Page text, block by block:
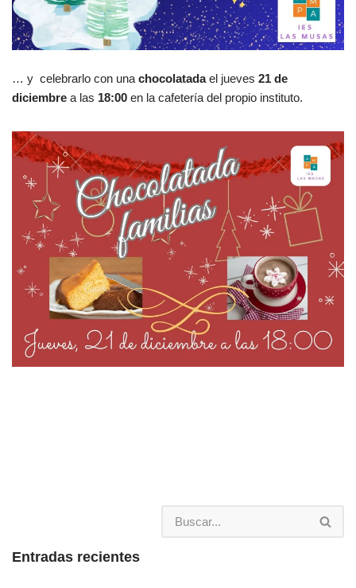
… y celebrarlo con una chocolatadael jueves 21 de
diciembre a las 18:00 en la cafetería del propio instituto.
Entradas recientes